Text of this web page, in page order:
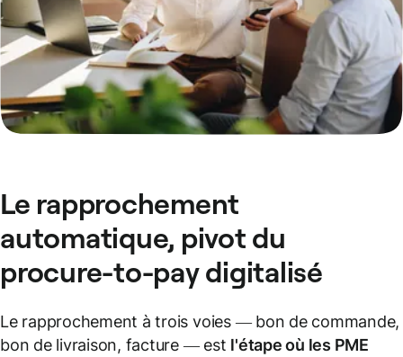
Le rapprochement
automatique, pivot du
procure-to-pay digitalisé
Le rapprochement à trois voies — bon de commande,
bon de livraison, facture — est l'étape où les PME